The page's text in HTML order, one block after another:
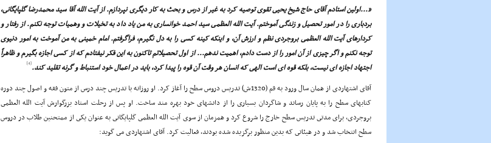
«...اولین استادم آقاى حاج شیخ یحیى تقوى توصیه کرد به غیر از درس و بحث به کار دیگرى نپردازم. از آیت الله آقا سید محمدرضا گلپایگانى،
بردبارى را در امور تحصیل و زندگى آموختم. آیت الله العظمى سید احمد خوانسارى به من یاد داد به تخیلات و وهمیات توجه نکنم. از رفتار و
کردارهاى آیت الله العظمى بروجردى نظم و ارزش آن، و اینکه کینه کسى را به دل نگیرم، فراگرفتم. امام خمینى به من آموخت به امور دنیوى
توجه نکنم و اگر چیزى از آن امور را از دست دادم، اهمیت ندهم... از اول تحصیلاتم تاکنون به این فکر نیفتادم که از کسى اجازه بگیرم و ظاهراً
اجتهاد اجازه اى نیست، بلکه قوه اى است الهى که انسان هر وقت آن قوه را پیدا کرد، باید در اعمال خود استنباط و گرنه تقلید کند.[4]
آقاى اشتهاردى از همان سال ورود به قم (1320ش) تدریس دروس سطح را آغاز کرد. او روزانه با تدریس چند درس از متون فقه و اصول چند دوره
کتابهاى سطح را به پایان رساند و شاگردان بسیارى را از دانشهاى خود بهره مند ساخت. او پس از رحلت استاد بزرگوارش آیت الله العظمى
بروجردى، براى مدتى تدریس سطح خارج را شروع کرد و همزمان از سوى آیت الله العظمى گلپایگانى به عنوان یکى از ممتحنین طلاب در دروس
سطح انتخاب شد و در هیئاتى که بدین منظور برگزیده شده بودند، فعالیت کرد. آقاى اشتهاردى مى گوید: